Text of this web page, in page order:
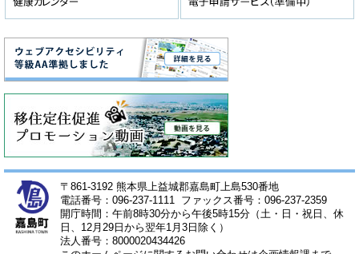
〒861-3192 熊本県上益城郡嘉島町上島530番地
電話番号：096-237-1111 ファックス番号：096-237-2359
開庁時間：午前8時30分から午後5時15分（土・日・祝日、休
日、12月29日から翌年1月3日除く）
法人番号：8000020434426